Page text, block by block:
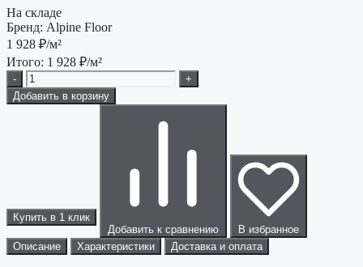
На складе
Бренд: Alpine Floor
1 928 ₽/м²
Итого: 1 928 ₽/м²
-
+
Добавить в корзину
Купить в 1 клик
Добавить к сравнению
В избранное
Описание
Характеристики Доставка и оплата